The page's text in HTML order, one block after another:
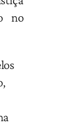
no